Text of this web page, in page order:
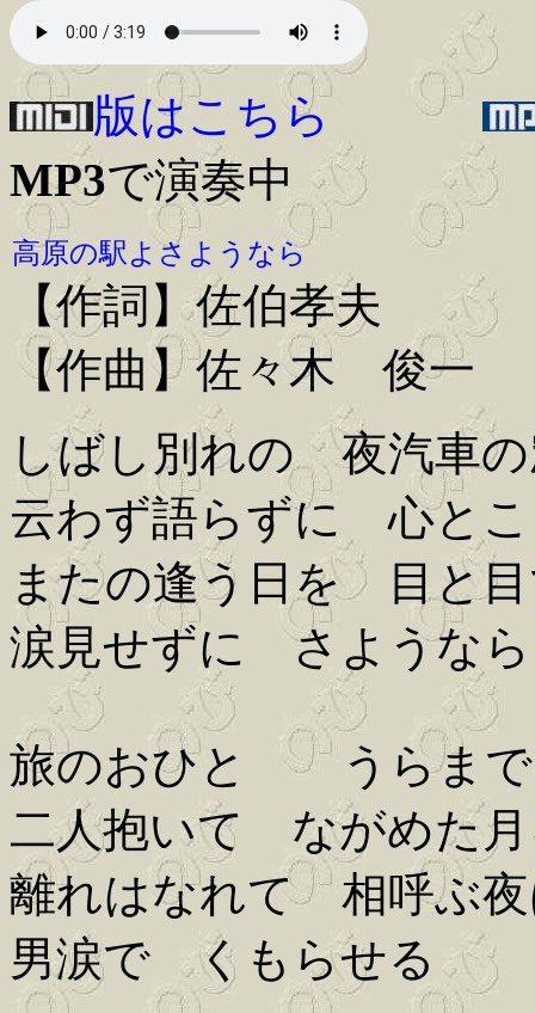
版はこちら
MP3で演奏中
高原の駅よさようなら
【作詞】佐伯孝夫
【作曲】佐々木 俊一
しばし別れの 夜汽車
云わず語らずに 心と
またの逢う日を 目と
涙見せずに さようなら
旅のおひとゝ うらま
二人抱いて ながめた
離れはなれて 相呼ぶ
男涙で くもらせる